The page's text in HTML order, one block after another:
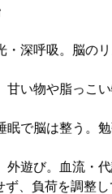
深呼吸。脳のリ
い物や脂っこ
で脳は整う。
遊び。血流・
、負荷を調整し